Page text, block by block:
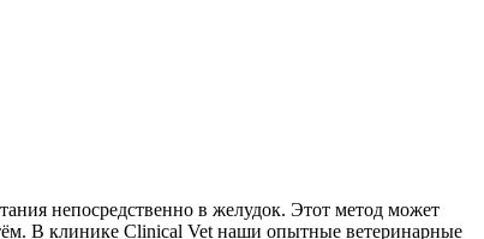
непосредственно в желудок. Этот метод может
В клинике Clinical Vet наши опытные ветеринарные